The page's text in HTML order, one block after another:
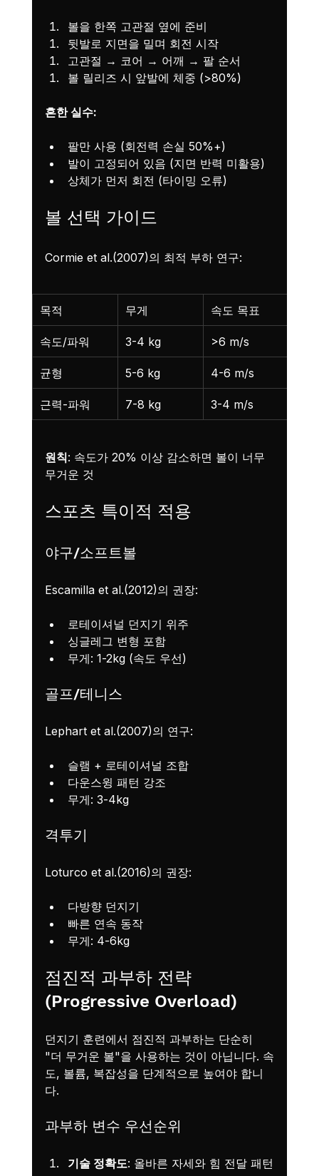
볼을 한쪽 고관절 옆에 준비
뒷발로 지면을 밀며 회전 시작
고관절 → 코어 → 어깨 → 팔 순서
볼 릴리즈 시 앞발에 체중 (>80%)
흔한 실수:
팔만 사용 (회전력 손실 50%+)
발이 고정되어 있음 (지면 반력 미활용)
상체가 먼저 회전 (타이밍 오류)
볼 선택 가이드
Cormie et al.(2007)의 최적 부하 연구:
목적 무게 속도 목표
속도/파워 3-4 kg >6 m/s
균형 5-6 kg 4-6 m/s
근력-파워 7-8 kg 3-4 m/s
원칙: 속도가 20% 이상 감소하면 볼이 너무
무거운 것
스포츠 특이적 적용
야구/소프트볼
Escamilla et al.(2012)의 권장:
로테이셔널 던지기 위주
싱글레그 변형 포함
무게: 1-2kg (속도 우선)
골프/테니스
Lephart et al.(2007)의 연구:
슬램 + 로테이셔널 조합
다운스윙 패턴 강조
무게: 3-4kg
격투기
Loturco et al.(2016)의 권장:
다방향 던지기
빠른 연속 동작
무게: 4-6kg
점진적 과부하 전략
(Progressive Overload)
던지기 훈련에서 점진적 과부하는 단순히
"더 무거운 볼"을 사용하는 것이 아닙니다. 속
도, 볼륨, 복잡성을 단계적으로 높여야 합니
다.
과부하 변수 우선순위
기술 정확도: 올바른 자세와 힘 전달 패턴